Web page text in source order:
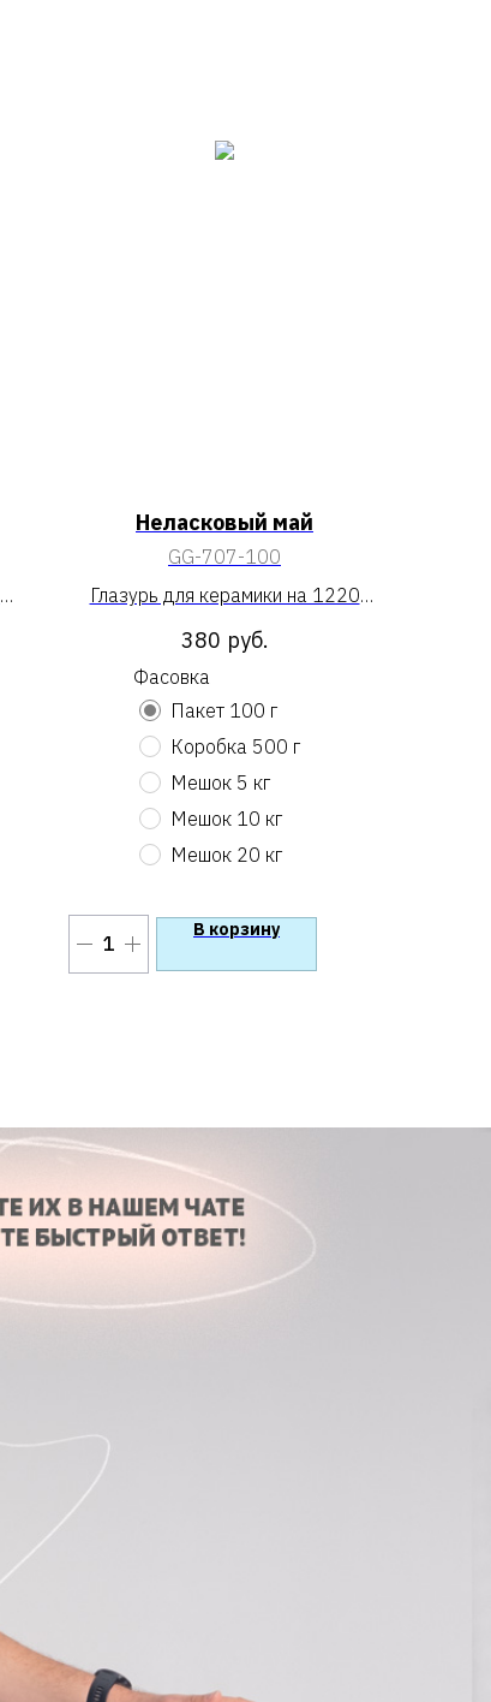
Неласковый май
GG-707-100
Глазурь для керамики на 1220
«Неласковый май»
380 руб.
Фасовка
Пакет 100 г
Коробка 500 г
Мешок 5 кг
Мешок 10 кг
Мешок 20 кг
В корзину